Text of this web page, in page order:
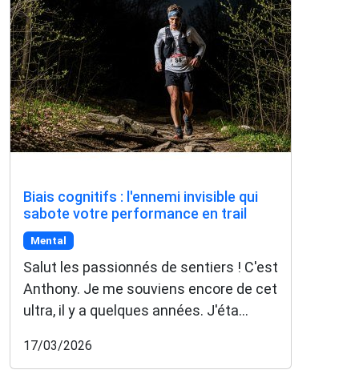
Biais cognitifs : l'ennemi invisible qui
sabote votre performance en trail
Mental
Salut les passionnés de sentiers ! C'est
Anthony. Je me souviens encore de cet
ultra, il y a quelques années. J'éta...
17/03/2026